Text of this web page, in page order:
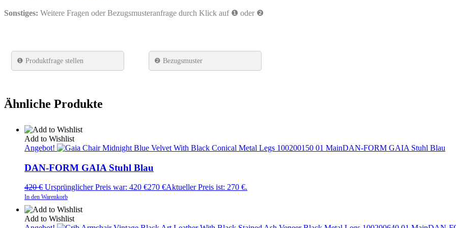
Sonstiges: Weitere Fragen oder Bezugsmusteranfrage durch Klick auf ❶ oder ❷
❶ Produktfrage stellen ❷ Bezugsmuster
Ähnliche Produkte
Add to Wishlist
Angebot!
DAN-FORM GAIA Stuhl Blau
DAN-FORM GAIA Stuhl Blau
420€ Ursprünglicher Preis war: 420 €270 €Aktueller Preis ist: 270 €.
In den Warenkorb
Add to Wishlist